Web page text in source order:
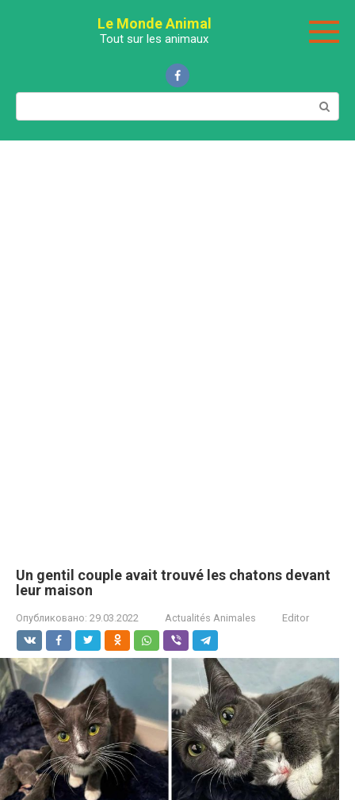
Le Monde Animal
Tout sur les animaux
Поиск:
Un gentil couple avait trouvé les chatons devant
leur maison
Опубликовано: 29.03.2022 Actualités Animales Editor